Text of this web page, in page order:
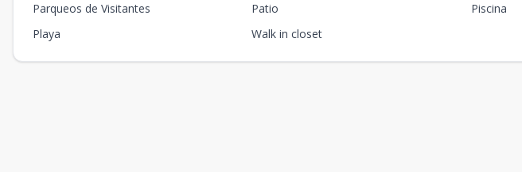
Parqueos de Visitantes
Patio
Piscina
Playa
Walk in closet